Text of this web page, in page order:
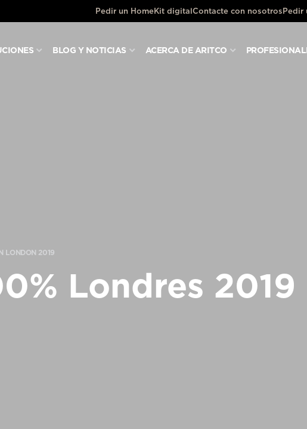
Pedir un HomeKit digitalContacte con nosotros Pedir
BLOG Y NOTICIAS ACERCA DE ARITCO
LONDON 2019
Londres 2019